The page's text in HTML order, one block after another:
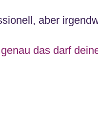
aber
das darf